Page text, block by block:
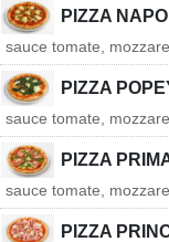
PIZZA
sauce tomate,
PIZZA
sauce tomate,
PIZZA
sauce tomate,
PIZZA